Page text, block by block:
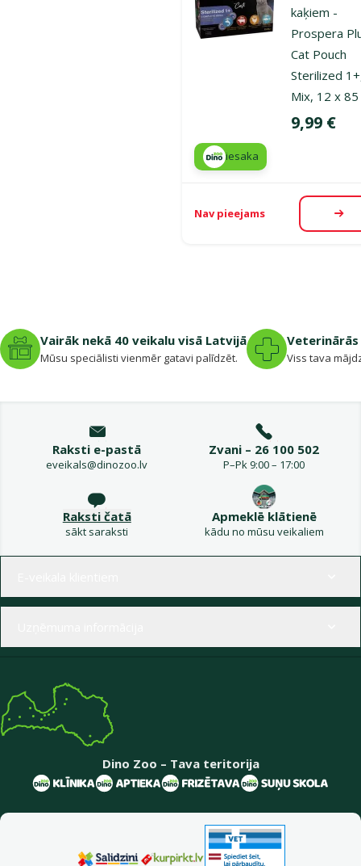
kaķiem -
Prospera
Cat Pouch
Sterilized
Mix, 12 x
Cena
9,99 €
iesaka
Nav pieejams
Vairāk nekā 40 veikalu visā Latvijā
Mūsu speciālisti vienmēr gatavi palīdzēt. Viss tava
Raksti e-pastā
eveikals@dinozoo.lv
Zvani – 26 100 502
P–Pk 9:00 – 17:00
Raksti čatā
sākt saraksti
Apmeklē klātienē
kādu no mūsu veikaliem
Dino Zoo – Tava teritorija